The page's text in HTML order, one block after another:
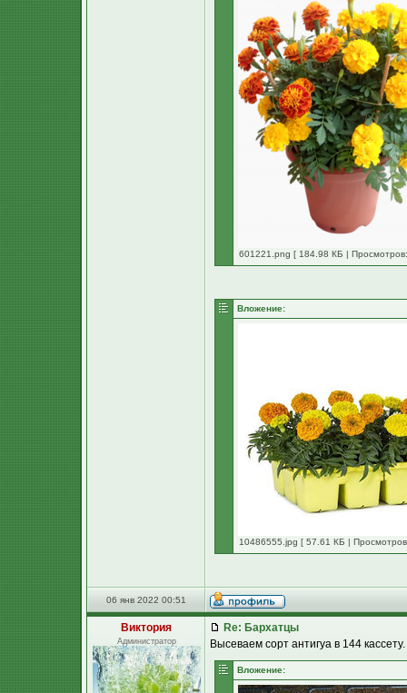
601221.png [ 184.98 КБ |
Вложение:
10486555.jpg [ 57.61 КБ |
06 янв 2022 00:51
Виктория
Администратор
Re: Бархатцы
Высеваем сорт антигуа в 144 кассету.
Вложение: